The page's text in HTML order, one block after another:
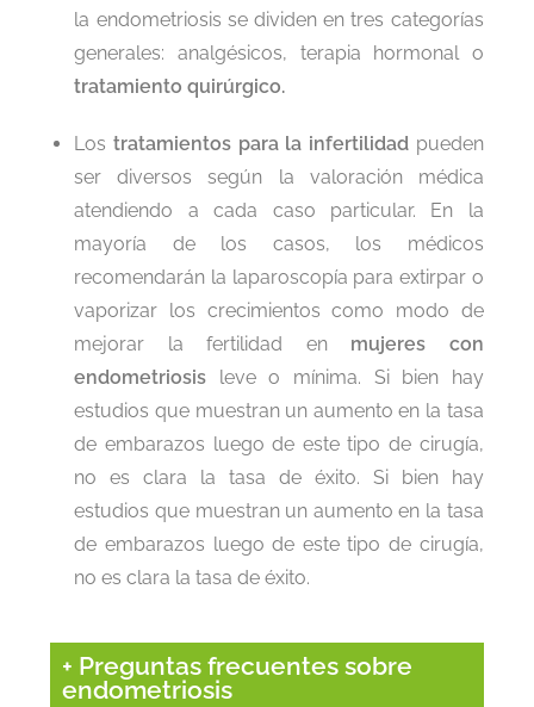
la endometriosis se dividen en tres categorías
generales: analgésicos, terapia hormonal o
tratamiento quirúrgico.
Lostratamientos para la infertilidadpueden
ser diversos según la valoración médica
atendiendo a cada caso particular. En la
mayoría de los casos, los médicos
recomendarán la laparoscopía para extirpar o
vaporizar los crecimientos como modo de
mejorar la fertilidad en mujeres con
endometriosis leve o mínima. Si bien hay
estudios que muestran un aumento en la tasa
de embarazos luego de este tipo de cirugía,
no es clara la tasa de éxito. Si bien hay
estudios que muestran un aumento en la tasa
de embarazos luego de este tipo de cirugía,
no es clara la tasa de éxito.
+ Preguntas frecuentes sobre
endometriosis